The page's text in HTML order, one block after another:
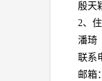
殷天
2、
潘琦
联系
邮箱